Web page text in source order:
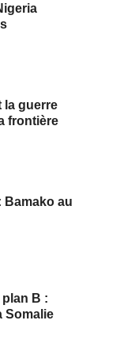
la guerre
frontière
Bamako au
plan B :
Somalie